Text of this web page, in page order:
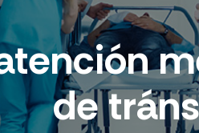
de